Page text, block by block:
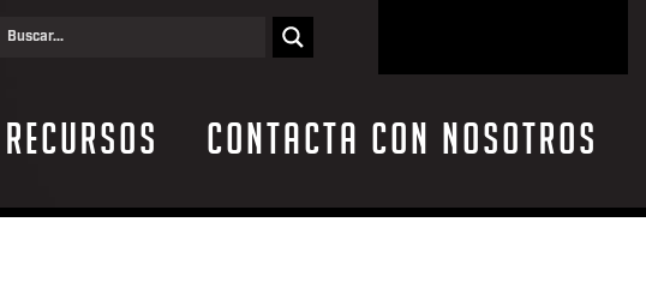
Recursos Contacta con nosotros